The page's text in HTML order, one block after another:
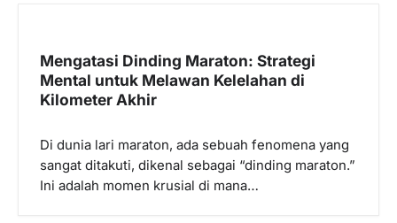
Mengatasi Dinding Maraton: Strategi
Mental untuk Melawan Kelelahan di
Kilometer Akhir
Di dunia lari maraton, ada sebuah fenomena yang
sangat ditakuti, dikenal sebagai “dinding maraton.”
Ini adalah momen krusial di mana…